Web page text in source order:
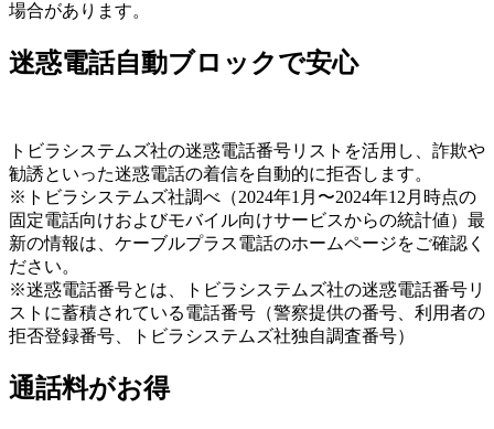
場合があります。
迷惑電話自動ブロックで安心
トビラシステムズ社の迷惑電話番号リストを活用し、詐欺や
勧誘といった迷惑電話の着信を自動的に拒否します。
※トビラシステムズ社調べ（2024年1月〜2024年12月時点の
固定電話向けおよびモバイル向けサービスからの統計値）最
新の情報は、ケーブルプラス電話のホームページをご確認く
ださい。
※迷惑電話番号とは、トビラシステムズ社の迷惑電話番号リ
ストに蓄積されている電話番号（警察提供の番号、利用者の
拒否登録番号、トビラシステムズ社独自調査番号）
通話料がお得